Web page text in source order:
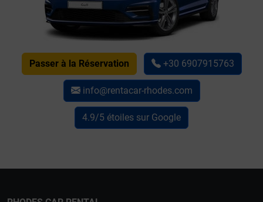
Passer à la Réservation +30 6907915763
info@rentacar-rhodes.com
4.9/5 étoiles sur Google